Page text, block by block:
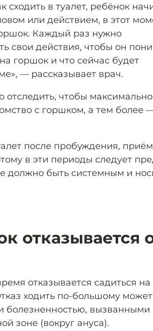
сходить в туалет, ребёнок
или действием, в этот
Каждый раз нужно
свои действия, чтобы он
горшок и что сейчас будет
— рассказывает врач.
чтобы максимально
с горшком, а тем более
после пробуждения,
в эти периоды следует
должно быть системным и
отказывается
отказывается садиться
ходить по-большому
болезненностью, вызванными
зоне (вокруг ануса).